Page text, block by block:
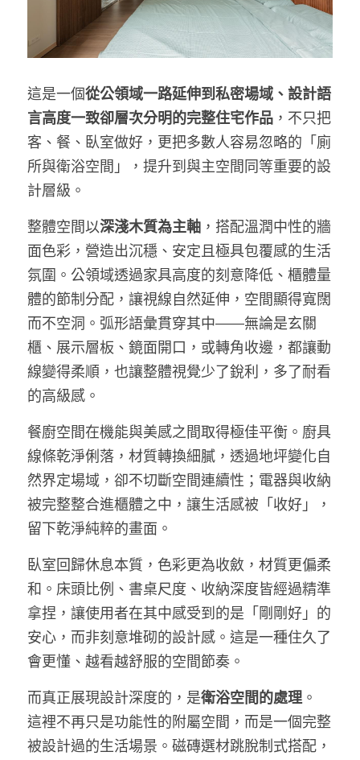
這是一個從公領域一路延伸到私密場域、設計語
言高度一致卻層次分明的完整住宅作品 ，不只把
客、餐、臥室做好，更把多數人容易忽略的「廁
所與衛浴空間」，提升到與主空間同等重要的設
計層級。
整體空間以深淺木質為主軸 ，搭配溫潤中性的牆
面色彩，營造出沉穩、安定且極具包覆感的生活
氛圍。公領域透過家具高度的刻意降低、櫃體量
體的節制分配，讓視線自然延伸，空間顯得寬闊
而不空洞。弧形語彙貫穿其中——無論是玄關
櫃、展示層板、鏡面開口，或轉角收邊，都讓動
線變得柔順，也讓整體視覺少了銳利，多了耐看
的高級感。
餐廚空間在機能與美感之間取得極佳平衡。廚具
線條乾淨俐落，材質轉換細膩，透過地坪變化自
然界定場域，卻不切斷空間連續性；電器與收納
被完整整合進櫃體之中，讓生活感被「收好」，
留下乾淨純粹的畫面。
臥室回歸休息本質，色彩更為收斂，材質更偏柔
和。床頭比例、書桌尺度、收納深度皆經過精準
拿捏，讓使用者在其中感受到的是「剛剛好」的
安心，而非刻意堆砌的設計感。這是一種住久了
會更懂、越看越舒服的空間節奏。
而真正展現設計深度的，是衛浴空間的處理。
這裡不再只是功能性的附屬空間，而是一個完整
被設計過的生活場景。磁磚選材跳脫制式搭配，